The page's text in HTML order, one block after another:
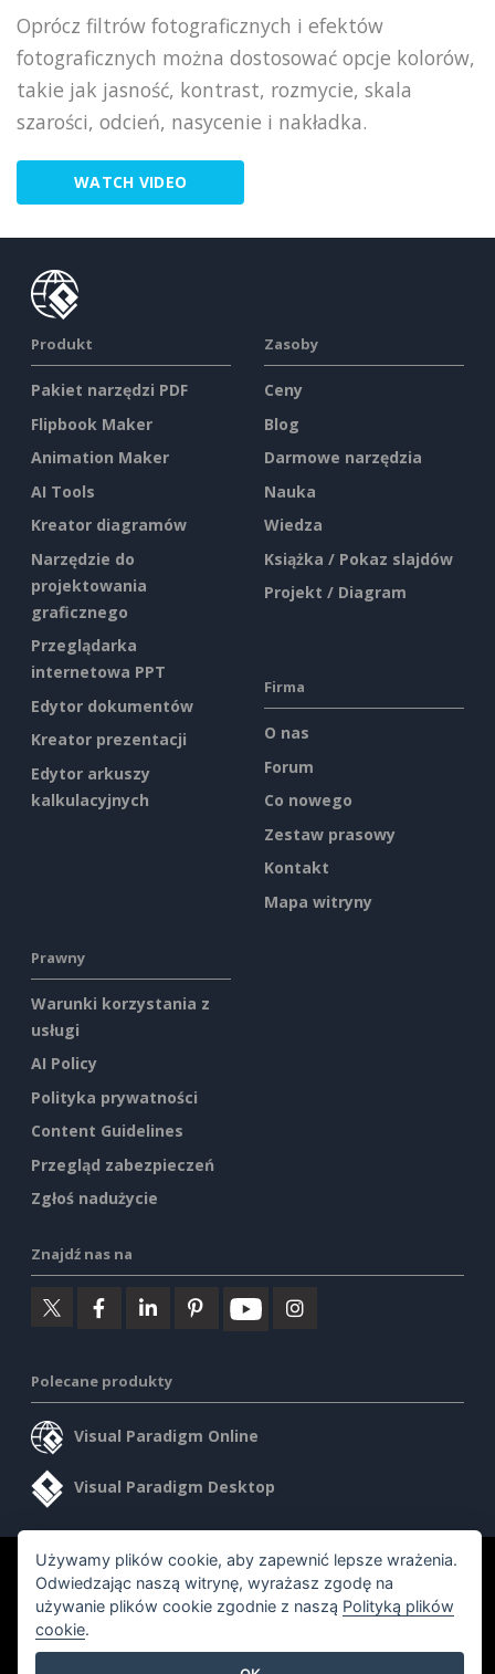
Oprócz filtrów fotograficznych i efektów
fotograficznych można dostosować opcje kolorów,
takie jak jasność, kontrast, rozmycie, skala
szarości, odcień, nasycenie i nakładka.
WATCH VIDEO
Produkt
Pakiet narzędzi PDF
Flipbook Maker
Animation Maker
AI Tools
Kreator diagramów
Narzędzie do
projektowania
graficznego
Przeglądarka
internetowa PPT
Edytor dokumentów
Kreator prezentacji
Edytor arkuszy
kalkulacyjnych
Zasoby
Ceny
Blog
Darmowe narzędzia
Nauka
Wiedza
Książka / Pokaz slajdów
Projekt / Diagram
Firma
O nas
Forum
Co nowego
Zestaw prasowy
Kontakt
Mapa witryny
Prawny
Warunki korzystania z
usługi
AI Policy
Polityka prywatności
Content Guidelines
Przegląd zabezpieczeń
Zgłoś nadużycie
Znajdź nas na
Polecane produkty
Visual Paradigm Online
Visual Paradigm Desktop
©2026 by Visual Paradigm. Wszelkie prawa zastrzeżone.
Warunki korzystania z usługi
Polityka prywatności
Content Guidelines
Używamy plików cookie, aby zapewnić lepsze wrażenia.
Odwiedzając naszą witrynę, wyrażasz zgodę na
używanie plików cookie zgodnie z naszą Polityką plików
cookie.